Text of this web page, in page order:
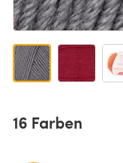
16 Farben